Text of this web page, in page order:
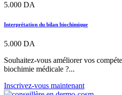
5.000 DA
Interprétation du bilan biochimique
5.000 DA
Souhaitez-vous améliorer vos
biochimie médicale ?...
Inscrivez-vous maintenant